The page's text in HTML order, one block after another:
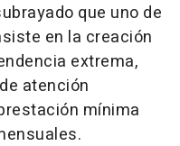
que uno de
en la creación
extrema,
atención
mínima